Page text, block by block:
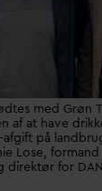
med Grøn
af at have
på
Lose,
direktør for